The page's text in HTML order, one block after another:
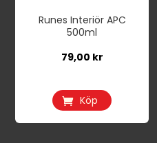
Runes Interiör APC
500ml
79,00 kr
Köp